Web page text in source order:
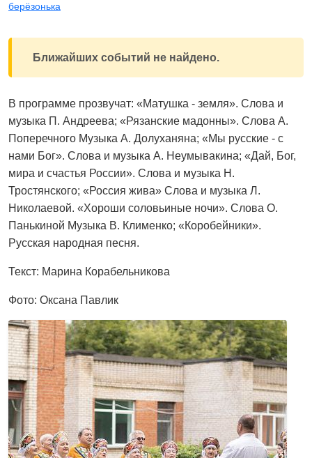
берёзонька
Ближайших событий не найдено.
В программе прозвучат: «Матушка - земля». Слова и
музыка П. Андреева; «Рязанские мадонны». Слова А.
Поперечного Музыка А. Долуханяна; «Мы русские - с
нами Бог». Слова и музыка А. Неумывакина; «Дай, Бог,
мира и счастья России». Слова и музыка Н.
Тростянского; «Россия жива» Слова и музыка Л.
Николаевой. «Хороши соловьиные ночи». Слова О.
Панькиной Музыка В. Клименко; «Коробейники».
Русская народная песня.
Текст: Марина Корабельникова
Фото: Оксана Павлик